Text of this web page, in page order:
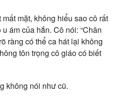
mặt, không hiểu sao cô rất
ám của hắn. Cô nói: “Chân
ràng có thể ca hát lại không
tôn trọng cô giáo có biết
không nói như cũ.